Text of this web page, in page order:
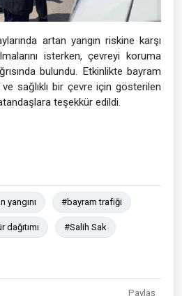
artan yangın riskine karşı
isterken, çevreyi koruma
bulundu. Etkinlikte bayram
sağlıklı bir çevre için gösterilen
teşekkür edildi.
yangını #bayram trafiği
dağıtımı #Salih Sak
Paylaş